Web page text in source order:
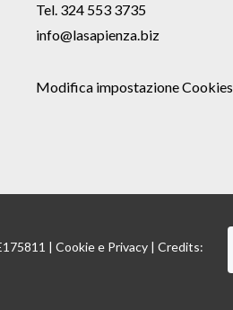
Tel. 324 553 3735
info@lasapienza.biz
Modifica impostazione Cookies
|Cookiee Privacy | Credits: